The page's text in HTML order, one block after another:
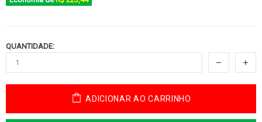
QUANTIDADE:
ADICIONAR AO CARRINHO